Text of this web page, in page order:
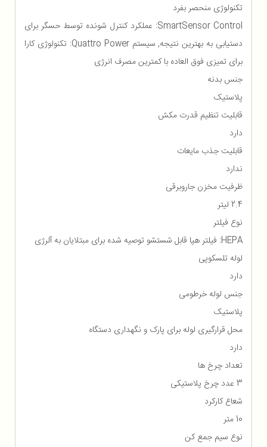
تکنولوژی منحصر بفرد
SmartSensor Control: عملکرد کنترل شونده توسط حسگر برای
دستیابی به بهترین نتیجه, سیستم Quattro Power: تکنولوژی کارا
برای تمیزی فوق العاده با کمترین مصرف انرژی
جنس بدنه
پلاستیک
قابلیت تنظیم قدرت مکش
دارد
قابلیت جذب مایعات
ندارد
ظرفیت مخزن جاروبرقی
2.4 لیتر
نوع فیلتر
HEPA: فیلتر هپا قابل شستشو توصیه شده برای مبتلایان به آلرژی
لوله تلسکوپی
دارد
جنس لوله خرطومی
پلاستیک
محل قرارگیری لوله برای پارک و نگهداری دستگاه
دارد
تعداد چرخ ها
3 عدد چرخ پلاستیکی
شعاع کارکرد
10 متر
نوع سیم جمع کن